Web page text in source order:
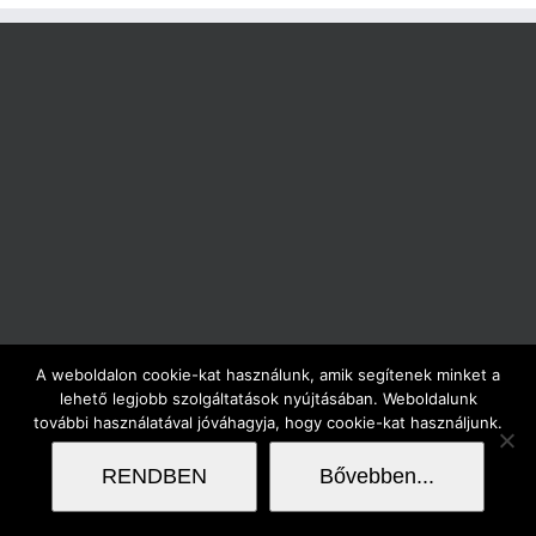
Copyright flodesign 2017 | Minden jog fenntartva |
A weboldalon cookie-kat használunk, amik segítenek minket a
lehető legjobb szolgáltatások nyújtásában. Weboldalunk
további használatával jóváhagyja, hogy cookie-kat használjunk.
RENDBEN Bővebben...